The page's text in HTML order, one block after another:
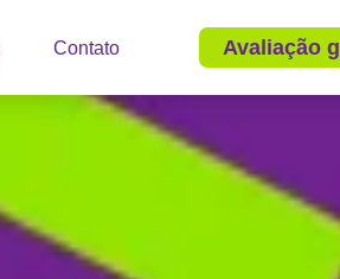
Contato Avaliação